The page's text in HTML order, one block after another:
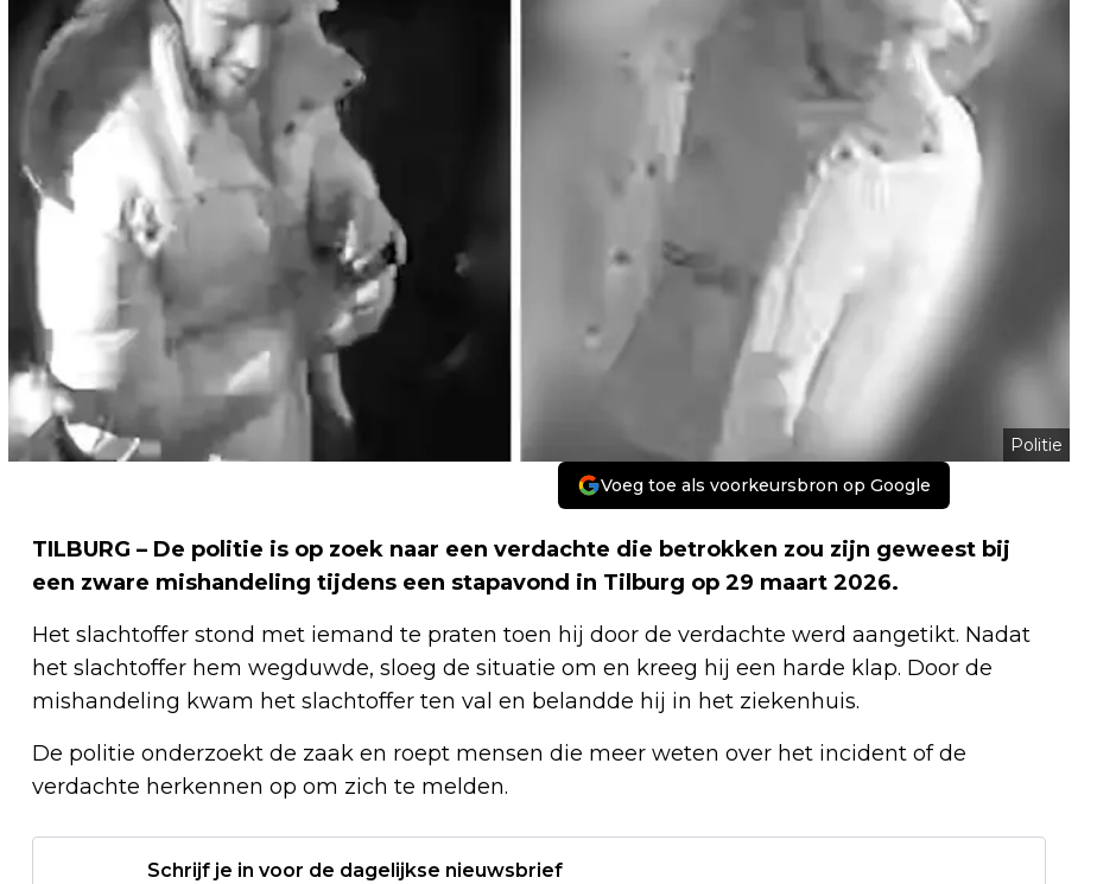
Politie
Voeg toe als voorkeursbron op Google
TILBURG – De politie is op zoek naar een verdachte die betrokken zou zijn geweest bij
een zware mishandeling tijdens een stapavond in Tilburg op 29 maart 2026.
Het slachtoffer stond met iemand te praten toen hij door de verdachte werd aangetikt. Nadat
het slachtoffer hem wegduwde, sloeg de situatie om en kreeg hij een harde klap. Door de
mishandeling kwam het slachtoffer ten val en belandde hij in het ziekenhuis.
De politie onderzoekt de zaak en roept mensen die meer weten over het incident of de
verdachte herkennen op om zich te melden.
Schrijf je in voor de dagelijkse nieuwsbrief